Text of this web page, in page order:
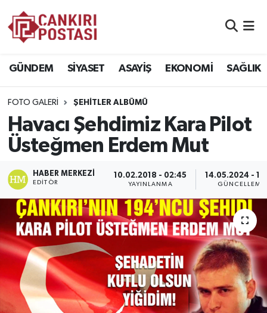
GÜNDEM SİYASET ASAYİŞ EKONOMİ SAĞLIK
FOTO GALERI ŞEHITLER ALBÜMÜ
Havacı Şehdimiz Kara Pilot
Üsteğmen Erdem Mut
HABER MERKEZI
EDITÖR
10.02.2018 - 02:45
YAYINLANMA
14.05.2024 -
GÜNCELLEME
ASAYİŞ
EKONOMİ
SPOR
EĞİTİM
YAŞAM
ÇEVRE
Namaz Vakitleri
Trafik Durumu
Süper Lig Puan Durumu ve Fikstür
Tüm Manşetler
Son Dakika Haberleri
Haber Arşivi